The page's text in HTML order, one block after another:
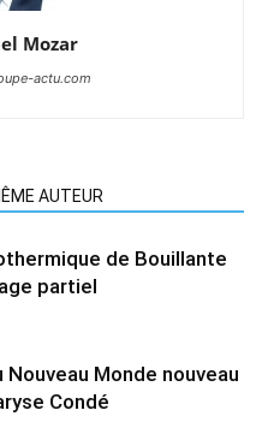
Mozar
actu.com
AUTEUR
de Bouillante
partiel
Nouveau Monde nouveau
Condé